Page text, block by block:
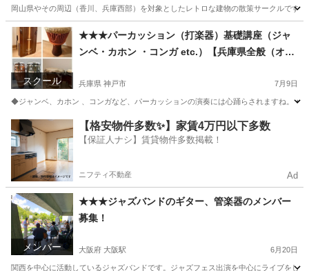
岡山県やその周辺（香川、兵庫西部）を対象としたレトロな建物の散策サークルです
岡山 岡山市 その他 レトロ
スクール
★★★パーカッション（打楽器）基礎講座（ジャ
ンベ・カホン ・コンガ etc.）【兵庫県全般（オン
兵庫県 神戸市 7月9日
◆ジャンベ、カホン 、コンガなど、パーカッションの演奏には心踊らされますね。 ◆
兵庫 神戸市 その他 パーカッション
【格安物件多数✨】家賃4万円以下多数
【保証人ナシ】賃貸物件多数掲載！
ニフティ不動産 Ad
メンバー
★★★ジャズバンドのギター、管楽器のメンバー
募集！
大阪府 大阪駅 6月20日
関西を中心に活動しているジャズバンドです。ジャズフェス出演を中心にライブをし